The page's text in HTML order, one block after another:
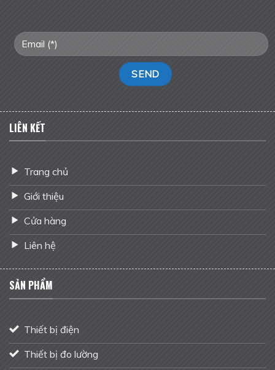
LIÊN KẾT
Trang chủ
Giới thiệu
Cửa hàng
Liên hệ
SẢN PHẨM
Thiết bị điện
Thiết bị đo lường